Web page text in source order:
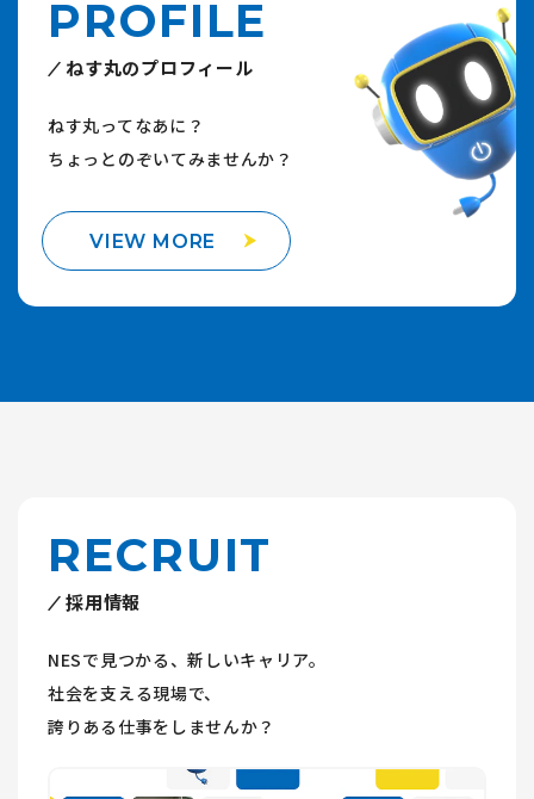
PROFILE
ねす丸のプロフィール
ねす丸ってなあに？
ちょっとのぞいてみませんか？
VIEW MORE
RECRUIT
採用情報
NESで見つかる、新しいキャリア。
社会を支える現場で、
誇りある仕事をしませんか？